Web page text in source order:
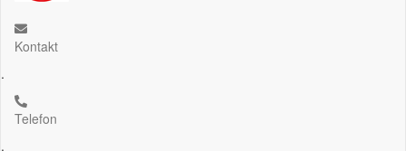
Kontakt
.
Telefon
.